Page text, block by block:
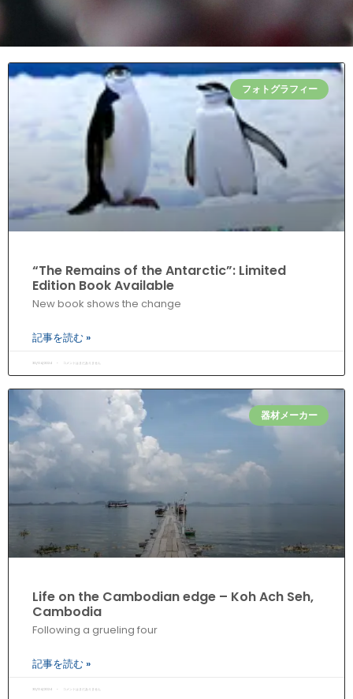
フォトグラフィー
“The Remains of the Antarctic”: Limited
Edition Book Available
New book shows the change
記事を読む »
30/04/2024 コメントはまだありません
器材メーカー
Life on the Cambodian edge – Koh Ach Seh,
Cambodia
Following a grueling four
記事を読む »
30/04/2024 コメントはまだありません